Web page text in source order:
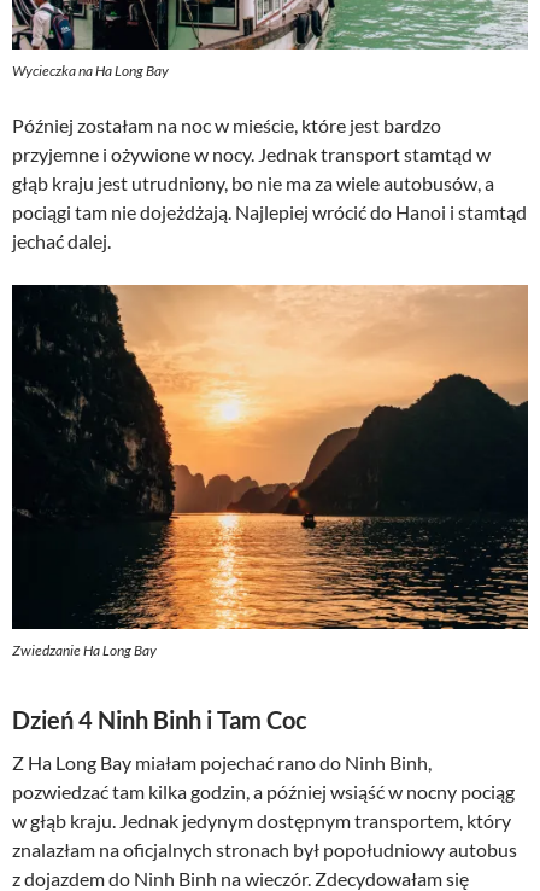
Wycieczka na Ha Long Bay
Później zostałam na noc w mieście, które jest bardzo
przyjemne i ożywione w nocy. Jednak transport stamtąd w
głąb kraju jest utrudniony, bo nie ma za wiele autobusów, a
pociągi tam nie dojeżdżają. Najlepiej wrócić do Hanoi i stamtąd
jechać dalej.
Zwiedzanie Ha Long Bay
Dzień 4 Ninh Binh i Tam Coc
Z Ha Long Bay miałam pojechać rano do Ninh Binh,
pozwiedzać tam kilka godzin, a później wsiąść w nocny pociąg
w głąb kraju. Jednak jedynym dostępnym transportem, który
znalazłam na oficjalnych stronach był popołudniowy autobus
z dojazdem do Ninh Binh na wieczór. Zdecydowałam się